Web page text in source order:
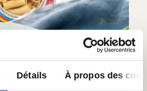
Détails À propos des